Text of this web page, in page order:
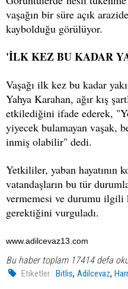
vaşağın bir süre açık
kaybolduğu görülüyor.
'İLK KEZ BU KADAR
Vaşağı ilk kez bu kadar
Yahya Karahan, ağır kış
etkilediğini ifade ederek,
yiyecek bulamayan vaşak,
inmiş olabilir" dedi.
Yetkililer, yaban hayatının
vatandaşların bu tür
vermemesi ve durumu
gerektiğini vurguladı.
www.adilcevaz13.com
Bu haber toplam 17414 defa
Etiketler : Bitlis,Adilcevaz,